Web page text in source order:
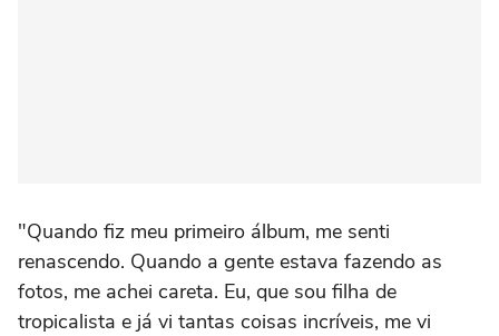
"Quando fiz meu primeiro álbum, me senti
renascendo. Quando a gente estava fazendo as
fotos, me achei careta. Eu, que sou filha de
tropicalista e já vi tantas coisas incríveis, me vi